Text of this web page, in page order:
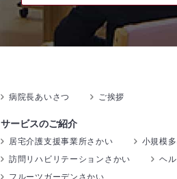
病院長あいさつ ご挨拶
サービスのご紹介
居宅介護支援事業所さかい 小規模
訪問リハビリテーションさかい
ヘ
フルーツガーデンさかい